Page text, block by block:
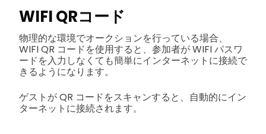
WIFI QRコード
物理的な環境でオークションを行っている場合、
WIFI QR コードを使用すると、参加者が WIFI パスワ
ードを入力しなくても簡単にインターネットに接続で
きるようになります。
ゲストが QR コードをスキャンすると、自動的にイン
ターネットに接続されます。